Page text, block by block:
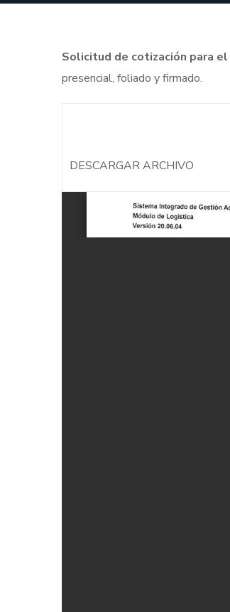
Solicitud de cotización para el
presencial, foliado y firmado.
DESCARGAR ARCHIVO